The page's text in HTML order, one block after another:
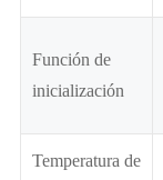
Función de
inicialización
Temperatura de